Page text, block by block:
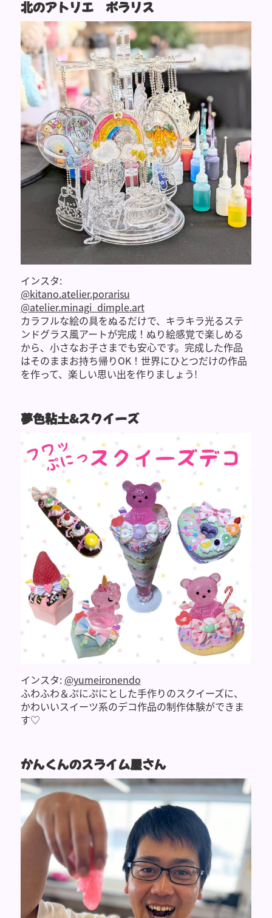
北のアトリエ ポラリス
インスタ:
@kitano.atelier.porarisu
@atelier.minagi_dimple.art
カラフルな絵の具をぬるだけで、キラキラ光るステ
ンドグラス風アートが完成！ぬり絵感覚で楽しめる
から、小さなお子さまでも安心です。完成した作品
はそのままお持ち帰りOK！世界にひとつだけの作品
を作って、楽しい思い出を作りましょう!
夢色粘土&スクイーズ
インスタ: @yumeironendo
ふわふわ＆ぷにぷにとした手作りのスクイーズに、
かわいいスイーツ系のデコ作品の制作体験ができま
す♡
かんくんのスライム屋さん